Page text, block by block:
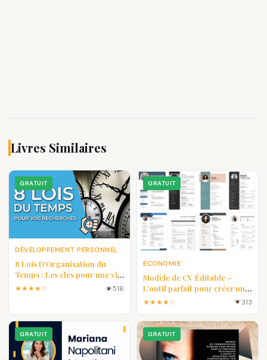
Livres Similaires
GRATUIT
DÉVELOPPEMENT PERSONNEL
8 Lois D'Organisation du
Temps : Les clés pour une vie
plus efficace
★★★★☆ 516
GRATUIT
ECONOMIE
Modèle de CV Éditable –
L’outil parfait pour créer un
CV professionnel en quelques
★★★★☆ 313
GRATUIT GRATUIT